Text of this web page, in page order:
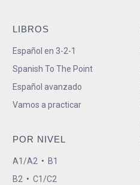
LIBROS
Español en 3-2-1
Spanish To The Point
Español avanzado
Vamos a practicar
POR NIVEL
A1/A2 • B1
B2 • C1/C2